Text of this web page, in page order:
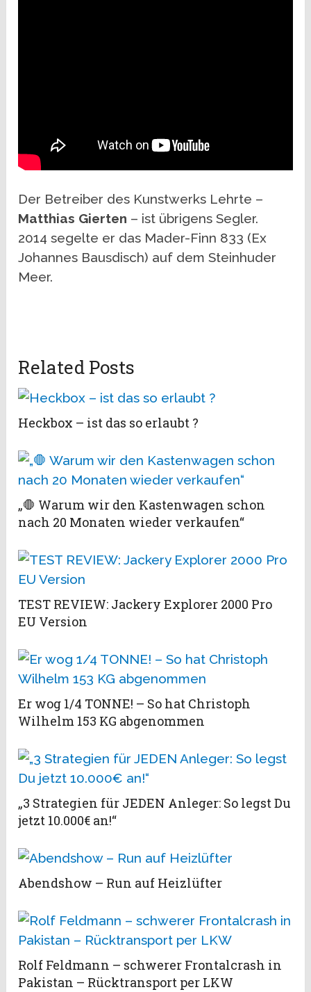
Der Betreiber des Kunstwerks Lehrte –
Matthias Gierten – ist übrigens Segler.
2014 segelte er das Mader-Finn 833 (Ex
Johannes Bausdisch) auf dem Steinhuder
Meer.
Related Posts
Heckbox – ist das so erlaubt ?
„🛑 Warum wir den Kastenwagen schon
nach 20 Monaten wieder verkaufen“
TEST REVIEW: Jackery Explorer 2000 Pro
EU Version
Er wog 1/4 TONNE! – So hat Christoph
Wilhelm 153 KG abgenommen
„3 Strategien für JEDEN Anleger: So legst Du
jetzt 10.000€ an!“
Abendshow – Run auf Heizlüfter
Rolf Feldmann – schwerer Frontalcrash in
Pakistan – Rücktransport per LKW